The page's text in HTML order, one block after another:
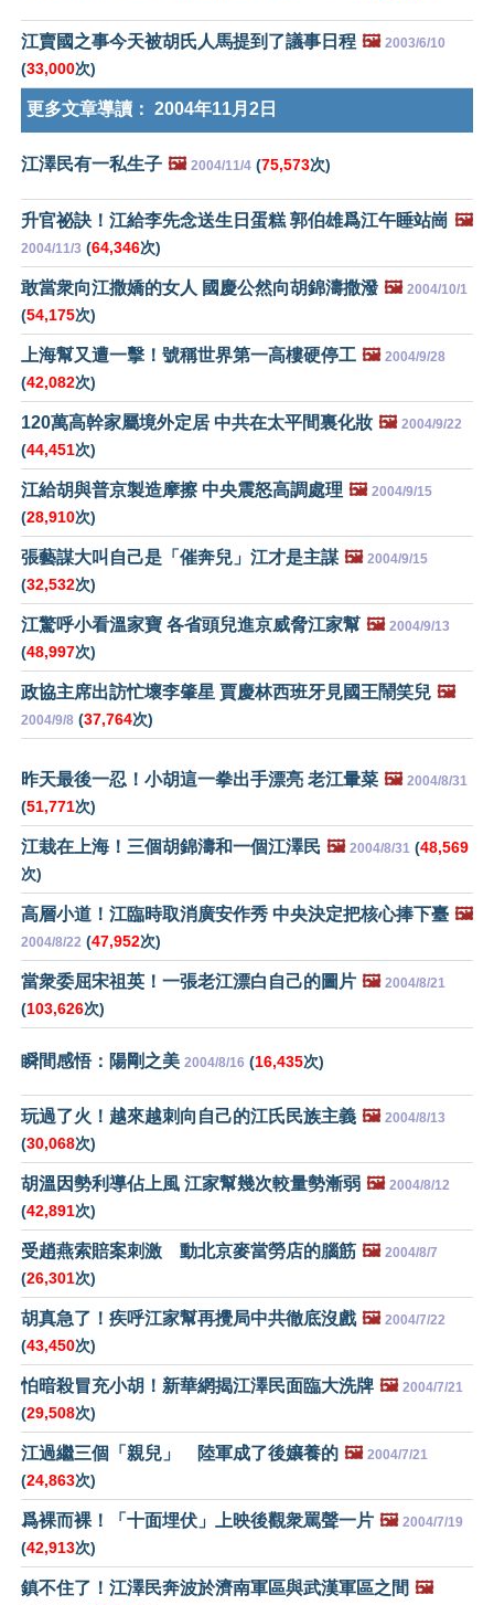
江賣國之事今天被胡氏人馬提到了議事日程 🖼️ 2003/6/10
(33,000次)
更多文章導讀： 2004年11月2日
江澤民有一私生子 🖼️ 2004/11/4 (75,573次)
升官祕訣！江給李先念送生日蛋糕 郭伯雄爲江午睡站崗 🖼️
2004/11/3 (64,346次)
敢當衆向江撒嬌的女人 國慶公然向胡錦濤撒潑 🖼️ 2004/10/1
(54,175次)
上海幫又遭一擊！號稱世界第一高樓硬停工 🖼️ 2004/9/28
(42,082次)
120萬高幹家屬境外定居 中共在太平間裏化妝 🖼️ 2004/9/22
(44,451次)
江給胡與普京製造摩擦 中央震怒高調處理 🖼️ 2004/9/15
(28,910次)
張藝謀大叫自己是「催奔兒」江才是主謀 🖼️ 2004/9/15
(32,532次)
江驚呼小看溫家寶 各省頭兒進京威脅江家幫 🖼️ 2004/9/13
(48,997次)
政協主席出訪忙壞李肇星 賈慶林西班牙見國王鬧笑兒 🖼️
2004/9/8 (37,764次)
昨天最後一忍！小胡這一拳出手漂亮 老江暈菜 🖼️ 2004/8/31
(51,771次)
江栽在上海！三個胡錦濤和一個江澤民 🖼️ 2004/8/31 (48,569
次)
高層小道！江臨時取消廣安作秀 中央決定把核心捧下臺 🖼️
2004/8/22 (47,952次)
當衆委屈宋祖英！一張老江漂白自己的圖片 🖼️ 2004/8/21
(103,626次)
瞬間感悟：陽剛之美 2004/8/16 (16,435次)
玩過了火！越來越刺向自己的江氏民族主義 🖼️ 2004/8/13
(30,068次)
胡溫因勢利導佔上風 江家幫幾次較量勢漸弱 🖼️ 2004/8/12
(42,891次)
受趙燕索賠案刺激 動北京麥當勞店的腦筋 🖼️ 2004/8/7
(26,301次)
胡真急了！疾呼江家幫再攪局中共徹底沒戲 🖼️ 2004/7/22
(43,450次)
怕暗殺冒充小胡！新華網揭江澤民面臨大洗牌 🖼️ 2004/7/21
(29,508次)
江過繼三個「親兒」 陸軍成了後孃養的 🖼️ 2004/7/21
(24,863次)
爲裸而裸！「十面埋伏」上映後觀衆罵聲一片 🖼️ 2004/7/19
(42,913次)
鎮不住了！江澤民奔波於濟南軍區與武漢軍區之間 🖼️